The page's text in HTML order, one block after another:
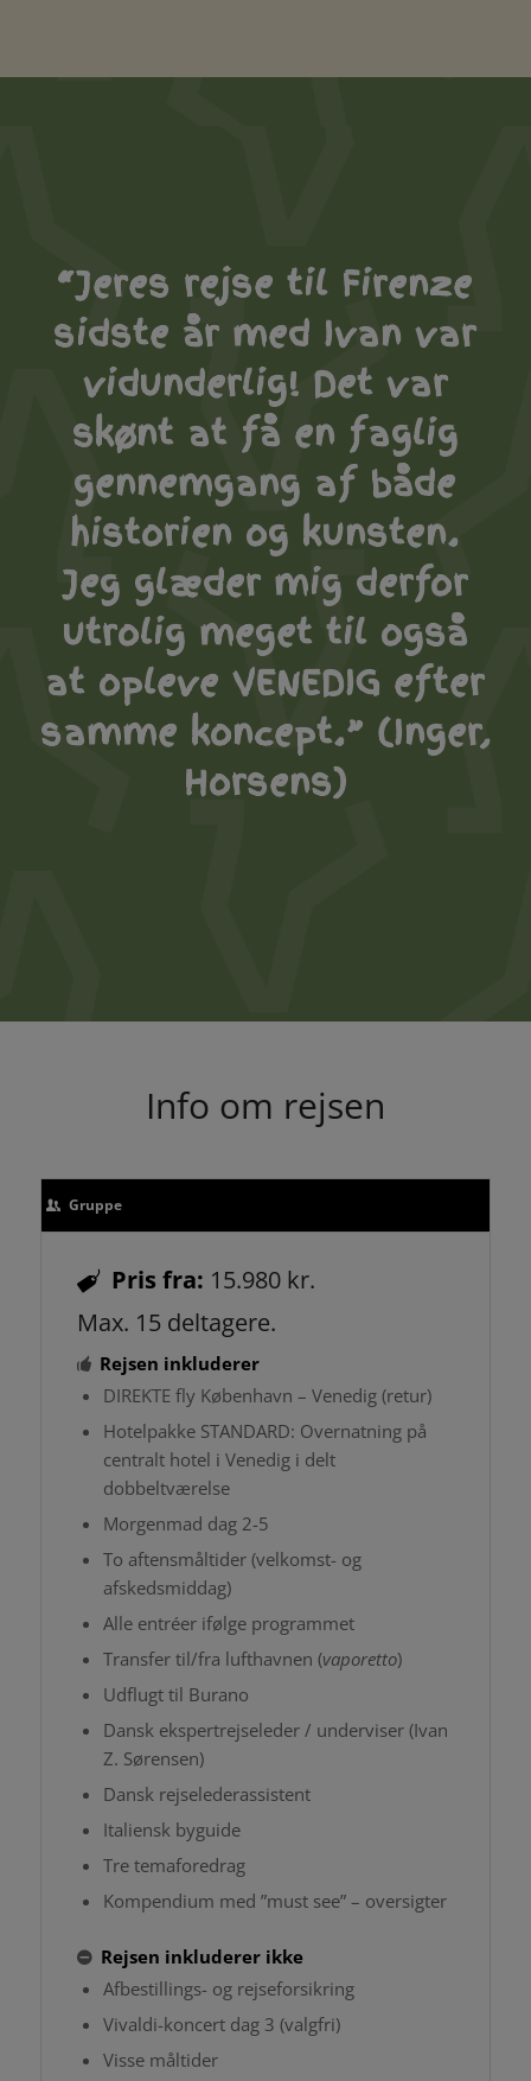
“Jeres rejse til Firenze
sidste år med Ivan var
vidunderlig! Det var
skønt at få en faglig
gennemgang af både
historien og kunsten.
Jeg glæder mig derfor
utrolig meget til også
at opleve VENEDIG efter
samme koncept.” (Inger,
Horsens)
Info om rejsen
Gruppe
Pris fra: 15.980 kr.
Max. 15 deltagere.
Rejsen inkluderer
DIREKTE fly København – Venedig (retur)
Hotelpakke STANDARD: Overnatning på
centralt hotel i Venedig i delt
dobbeltværelse
Morgenmad dag 2-5
To aftensmåltider (velkomst- og
afskedsmiddag)
Alle entréer ifølge programmet
Transfer til/fra lufthavnen (vaporetto)
Udflugt til Burano
Dansk ekspertrejseleder / underviser (Ivan
Z. Sørensen)
Dansk rejselederassistent
Italiensk byguide
Tre temaforedrag
Kompendium med ”must see” – oversigter
Rejsen inkluderer ikke
Afbestillings- og rejseforsikring
Vivaldi-koncert dag 3 (valgfri)
Visse måltider